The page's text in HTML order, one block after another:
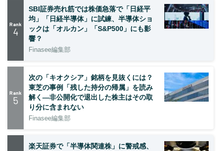
Rank
4
SBI証券売れ筋では株価急落で「日経平
均」「日経半導体」に試練、半導体ショ
ックは「オルカン」「S&P500」にも影
響？
Finasee編集部
Rank
5
次の「キオクシア」銘柄を見抜くには？
東芝の事例「残した持分の帰属」を読み
解く—非公開化で退出した株主はその取
り分に含まれない
Finasee編集部
楽天証券で「半導体関連株」に警戒感、